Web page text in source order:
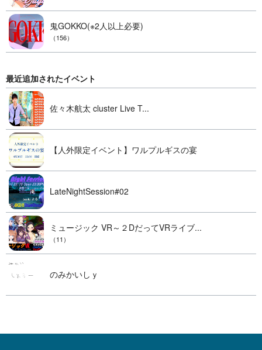
鬼GOKKO(※2人以上必要)
（156）
最近追加されたイベント
佐々木航太 cluster Live T...
【人外限定イベント】ワルプルギスの宴
LateNightSession#02
ミュージック VR～２DだってVRライブ...
（11）
のみかいしｙ